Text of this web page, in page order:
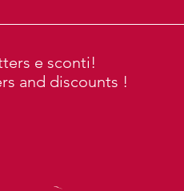
e sconti!
and discounts !